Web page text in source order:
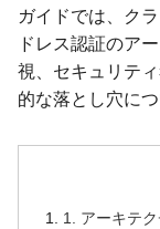
ガイドでは、ク
ドレス認証のア
視、セキュリテ
的な落とし穴に
1. アーキテ